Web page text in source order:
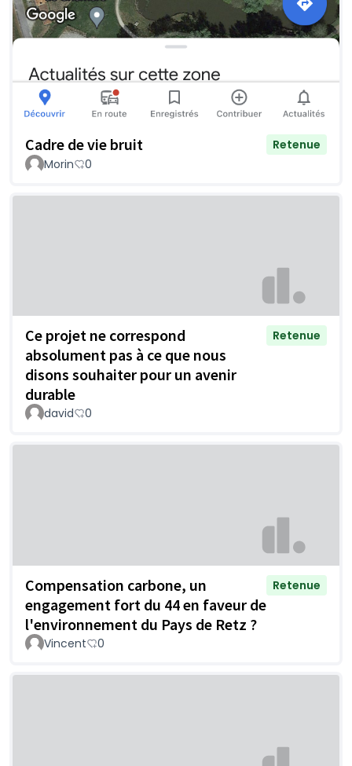
Cadre de vie bruit
Retenue
Morin
0
Ce projet ne correspond
absolument pas à ce que nous
disons souhaiter pour un avenir
durable
Retenue
david 0
Compensation carbone, un
engagement fort du 44 en faveur de
l'environnement du Pays de Retz ?
Retenue
Vincent 0